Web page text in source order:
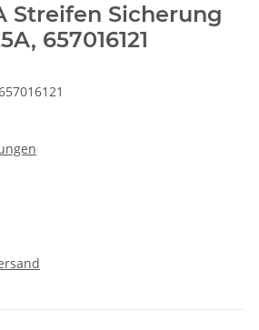
Streifen Sicherung
657016121